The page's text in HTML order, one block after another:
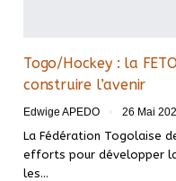
Togo/Hockey : la
construire l’avenir
Edwige APEDO 26 Mai
La Fédération Togolaise
efforts pour développer
les…